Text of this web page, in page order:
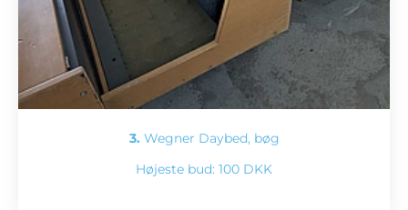
3. Wegner Daybed, bøg
Højeste bud: 100 DKK